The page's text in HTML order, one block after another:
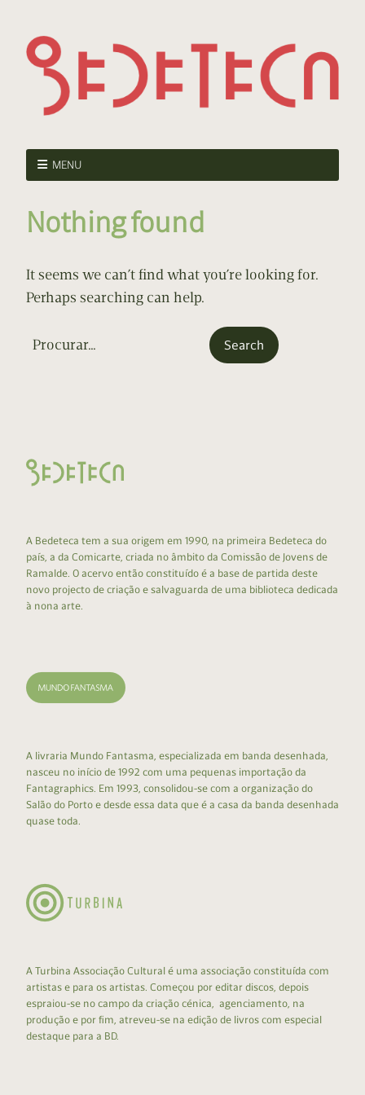
MENU
Nothing found
It seems we can’t find what you’re looking for.
Perhaps searching can help.
A Bedeteca tem a sua origem em 1990, na primeira Bedeteca do
país, a da Comicarte, criada no âmbito da Comissão de Jovens de
Ramalde. O acervo então constituído é a base de partida deste
novo projecto de criação e salvaguarda de uma biblioteca dedicada
à nona arte.
A livraria Mundo Fantasma, especializada em banda desenhada,
nasceu no início de 1992 com uma pequenas importação da
Fantagraphics. Em 1993, consolidou-se com a organização do
Salão do Porto e desde essa data que é a casa da banda desenhada
quase toda.
A Turbina Associação Cultural é uma associação constituída com
artistas e para os artistas. Começou por editar discos, depois
espraiou-se no campo da criação cénica, agenciamento, na
produção e por fim, atreveu-se na edição de livros com especial
destaque para a BD.